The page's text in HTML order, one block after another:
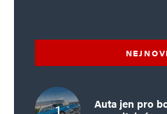
Auta jen pro